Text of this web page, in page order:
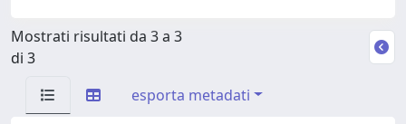
Mostrati risultati da 3 a 3
di 3
esporta metadati